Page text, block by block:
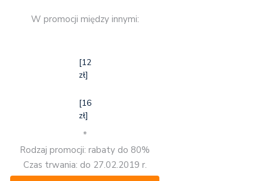
W promocji między innymi:
[12
zł]
[16
zł]
*
Rodzaj promocji: rabaty do 80%
Czas trwania: do 27.02.2019 r.